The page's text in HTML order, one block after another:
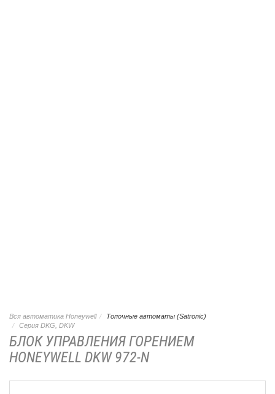
Вся автоматика Honeywell
Топочные автоматы (Satronic)
Серия DKG, DKW
БЛОК УПРАВЛЕНИЯ ГОРЕНИЕМ
HONEYWELL DKW 972-N